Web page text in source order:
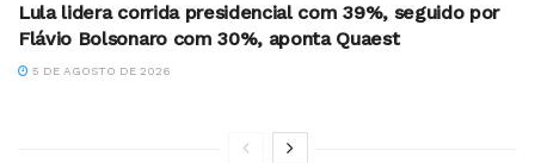
Lula lidera corrida presidencial com 39%, seguido por
Flávio Bolsonaro com 30%, aponta Quaest
5 DE AGOSTO DE 2026